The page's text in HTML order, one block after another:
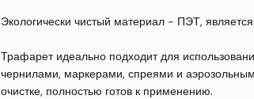
Экологически чистый материал - ПЭТ,
Трафарет идеально подходит для
чернилами, маркерами, спреями и
очистке, полностью готов к применению.